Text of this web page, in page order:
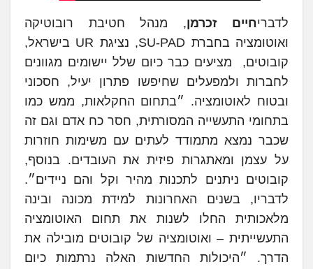
לדבריחיים זכרמן, מנהל חטיבת רובוטיקה
ואוטומציה בחברת SU-PAD, נציגת UR בישראל,
קובוטים, מציעים כבר כיום שלל יישומים מגוונים
לחברות ולמפעלים שחיפשו פתרון יעיל, חסכוני
ובטוח לאוטומציה. ״בתחום החקלאות, ממש כמו
בתחומי התעשייה המסורתית, חסר כח אדם וגם זה
שכבר נמצא מתמודד לעתים עם משימות חוזרות
על עצמן ומאתגרות פיזית את העובדים. בנוסף,
קובוטים ניתנים לתכנות מהיר וקל והם ניידים״.
לדבריו, בשנים האחרונות למידת מכונה ובינה
מלאכותית החלו לשנות את תחום האוטומציה
התעשייתית – ואוטומציה של קובוטים מובילה את
הדרך. ״היכולות החדשות האלה נרתמות כיום